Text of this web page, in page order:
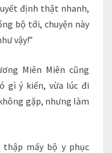
định thật nhanh,
bộ tới, chuyện này
vậy!”
Miên Miên cũng
gì ý kiến, vừa lúc đi
gặp, nhưng làm
mấy bộ y phục